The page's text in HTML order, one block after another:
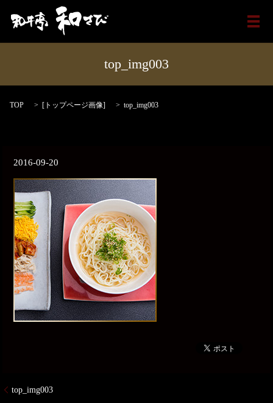
メ
top_img003
TOP [ トップページ画像] top_img003
2016-09-20
top_img003